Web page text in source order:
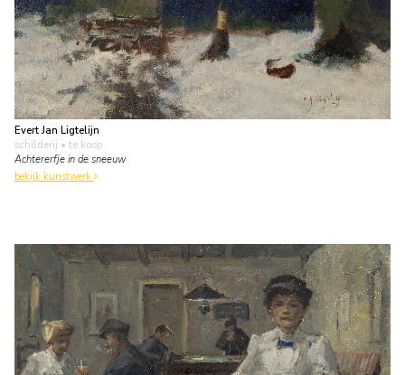
Evert Jan Ligtelijn
schilderij • te koop
Achtererfje in de sneeuw
bekijk kunstwerk